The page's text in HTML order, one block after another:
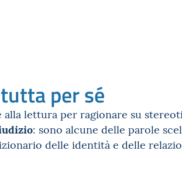
per sé
lettura per ragionare su
: sono alcune delle parole
delle identità e delle